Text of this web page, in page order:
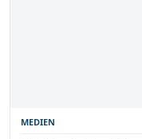
MEDIEN